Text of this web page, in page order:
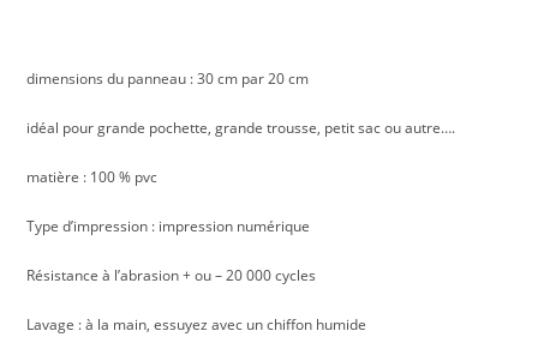
dimensions du panneau : 30 cm par 20 cm
idéal pour grande pochette, grande trousse, petit sac ou autre….
matière : 100 % pvc
Type d’impression : impression numérique
Résistance à l’abrasion + ou – 20 000 cycles
Lavage : à la main, essuyez avec un chiffon humide